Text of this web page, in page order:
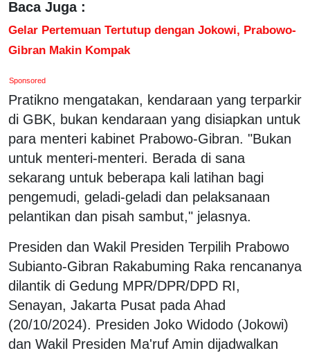
Baca Juga :
Gelar Pertemuan Tertutup dengan Jokowi, Prabowo-
Gibran Makin Kompak
Sponsored
Pratikno mengatakan, kendaraan yang terparkir
di GBK, bukan kendaraan yang disiapkan untuk
para menteri kabinet Prabowo-Gibran. "Bukan
untuk menteri-menteri. Berada di sana
sekarang untuk beberapa kali latihan bagi
pengemudi, geladi-geladi dan pelaksanaan
pelantikan dan pisah sambut," jelasnya.
Presiden dan Wakil Presiden Terpilih Prabowo
Subianto-Gibran Rakabuming Raka rencananya
dilantik di Gedung MPR/DPR/DPD RI,
Senayan, Jakarta Pusat pada Ahad
(20/10/2024). Presiden Joko Widodo (Jokowi)
dan Wakil Presiden Ma'ruf Amin dijadwalkan